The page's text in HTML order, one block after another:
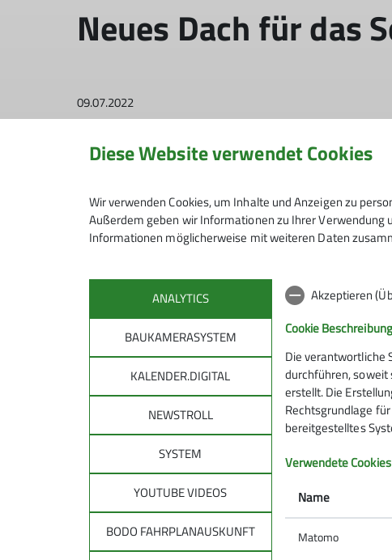
Neues Dach für das
09.07.2022
News
Hier die ersten Bilder von T. Huber
Diese Website verwendet Cookies
Wir verwenden Cookies, um Inhalte und Anzeigen zu
Außerdem geben wir Informationen zu Ihrer Verwendung
Informationen möglicherweise mit weiteren Daten
ANALYTICS
BAUKAMERASYSTEM
KALENDER.DIGITAL
NEWSTROLL
SYSTEM
YOUTUBE VIDEOS
BODO FAHRPLANAUSKUNFT
Akzeptieren
Cookie Beschreibung
Die verantwortliche
durchführen, soweit
erstellt. Die
Rechtsgrundlage
bereitgestelltes
Verwendete Cookies
Name
Matomo